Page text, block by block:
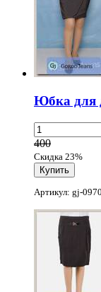
Юбка для
400
Скидка 23%
Артикул: gj-